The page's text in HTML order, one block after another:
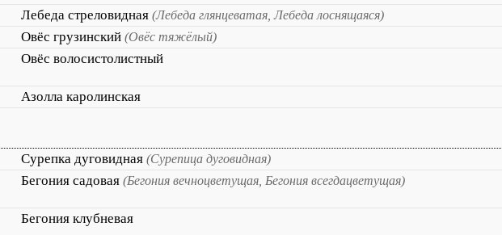
Лебеда стреловидная (Лебеда глянцеватая, Лебеда лоснящаяся)
Овёс грузинский (Овёс тяжёлый)
Овёс волосистолистный
Азолла каролинская
Сурепка дуговидная (Сурепица дуговидная)
Бегония садовая (Бегония вечноцветущая, Бегония всегдацветущая)
Бегония клубневая